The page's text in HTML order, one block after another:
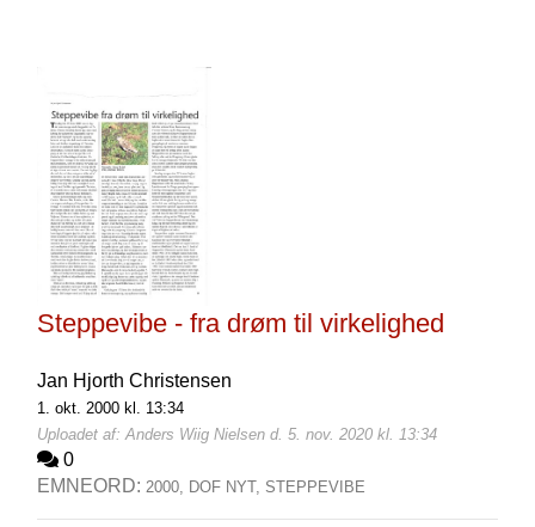
Steppevibe - fra drøm til virkelighed
Jan Hjorth Christensen
1. okt. 2000 kl. 13:34
Uploadet af: Anders Wiig Nielsen d. 5. nov. 2020 kl. 13:34
0
EMNEORD: 2000, DOF NYT, STEPPEVIBE